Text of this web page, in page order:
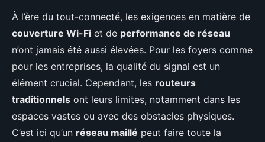
À l’ère du tout-connecté, les exigences en matière de
couverture Wi-Fi et de performance de réseau
n’ont jamais été aussi élevées. Pour les foyers comme
pour les entreprises, la qualité du signal est un
élément crucial. Cependant, les routeurs
traditionnels ont leurs limites, notamment dans les
espaces vastes ou avec des obstacles physiques.
C’est ici qu’un réseau maillé peut faire toute la